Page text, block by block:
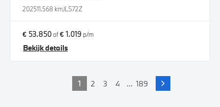
202511.568 kmJLS72Z
€ 53.850of€ 1.019 p/m
Bekijk details
1 2 3 4 ... 189